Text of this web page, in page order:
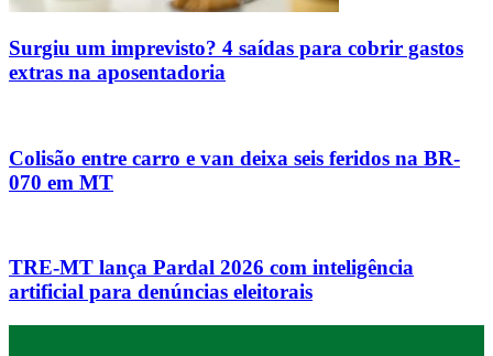
Surgiu um imprevisto? 4 saídas para cobrir gastos
extras na aposentadoria
Colisão entre carro e van deixa seis feridos na BR-
070 em MT
TRE-MT lança Pardal 2026 com inteligência
artificial para denúncias eleitorais